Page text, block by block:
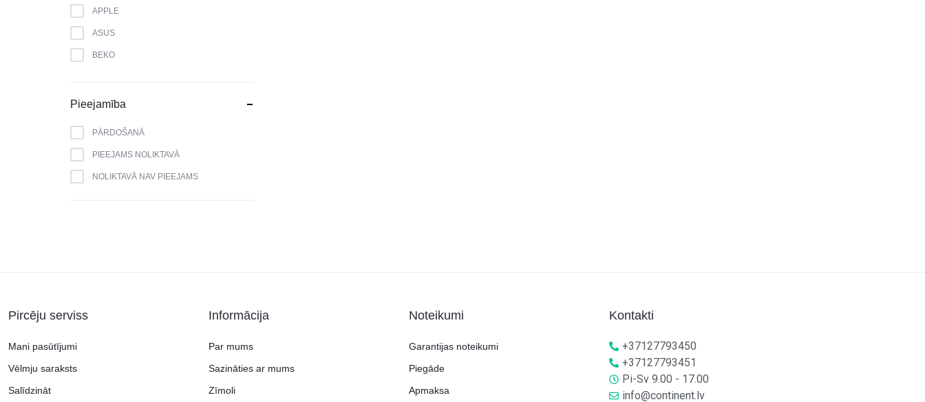
APPLE
ASUS
BEKO
BLAUPUNKT
Pieejamība
PĀRDOŠANĀ
PIEEJAMS NOLIKTAVĀ
NOLIKTAVĀ NAV PIEEJAMS
Pircēju serviss
Mani pasūtījumi
Vēlmju saraksts
Salīdzināt
Informācija
Par mums
Sazināties ar mums
Zīmoli
Noteikumi
Garantijas noteikumi
Piegāde
Apmaksa
Kontakti
+37127793450
+37127793451
Pi-Sv 9.00 - 17.00
info@continent.lv